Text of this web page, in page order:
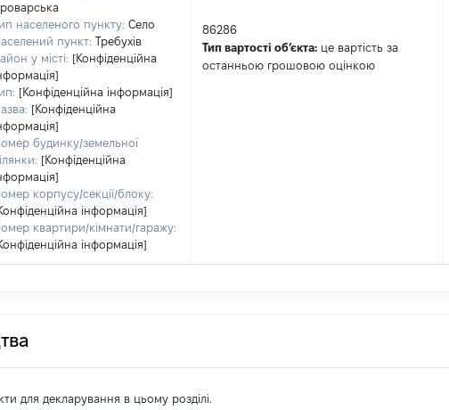
населеного пункту: Село
пункт: Требухів
у місті: [Конфіденційна
[Конфіденційна інформація]
[Конфіденційна
будинку/земельної
[Конфіденційна
корпусу/секції/блоку:
інформація]
квартири/кімнати/гаражу:
інформація]
86286
Тип вартості обʼєкта: це вартість за
останньою грошовою оцінкою
для декларування в цьому розділі.